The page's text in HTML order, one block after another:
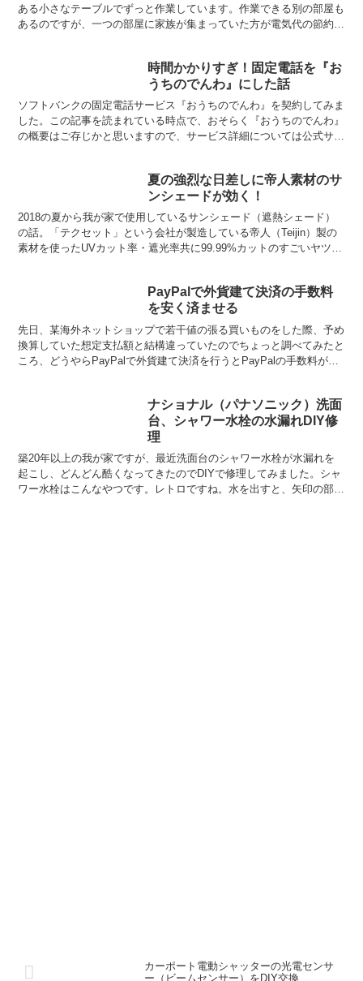
ある小さなテーブルでずっと作業しています。作業できる別の部屋も
あるのですが、一つの部屋に家族が集まっていた方が電気代の節約に
時間かかりすぎ！固定電話を『お
うちのでんわ』にした話
ソフトバンクの固定電話サービス『おうちのでんわ』を契約してみま
した。この記事を読まれている時点で、おそらく『おうちのでんわ』
の概要はご存じかと思いますので、サービス詳細については公式サイ
夏の強烈な日差しに帝人素材のサ
ンシェードが効く！
2018の夏から我が家で使用しているサンシェード（遮熱シェード）
の話。「テクセット」という会社が製造している帝人（Teijin）製の
素材を使ったUVカット率・遮光率共に99.99%カットのすごいヤツ。
PayPalで外貨建て決済の手数料
を安く済ませる
先日、某海外ネットショップで若干値の張る買いものをした際、予め
換算していた想定支払額と結構違っていたのでちょっと調べてみたと
ころ、どうやらPayPalで外貨建て決済を行うとPayPalの手数料が上
ナショナル（パナソニック）洗面
台、シャワー水栓の水漏れDIY修
理
築20年以上の我が家ですが、最近洗面台のシャワー水栓が水漏れを
起こし、どんどん酷くなってきたのでDIYで修理してみました。シャ
ワー水栓はこんなやつです。レトロですね。水を出すと、矢印の部分
カーポート電動シャッターの光電センサ
ー（ビームセンサー）をDIY交換